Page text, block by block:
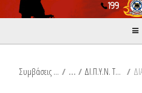
Συμβάσεις Διαβουλεύσεις Διαγωνισμοί / ΔΙ.Π.Υ.Ν. ΤΡΙΚΑΛΩΝ /